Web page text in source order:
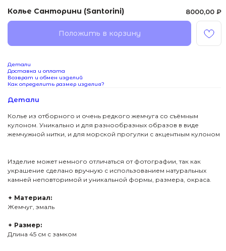
Колье Санторини (Santorini) 8000,00 ₽
Положить в корзину
Детали
Доставка и оплата
Возврат и обмен изделий
Как определить размер изделия?
Детали
Колье из отборного и очень редкого жемчуга со съёмным
кулоном. Уникально и для разнообразных образов в виде
жемчужной нитки, и для морской прогулки с акцентным кулоном
Изделие может немного отличаться от фотографии, так как
украшение сделано вручную с использованием натуральных
камней неповторимой и уникальной формы, размера, окраса.
✦ Материал:
Жемчуг, эмаль
✦ Размер:
Длина 45 см с замком